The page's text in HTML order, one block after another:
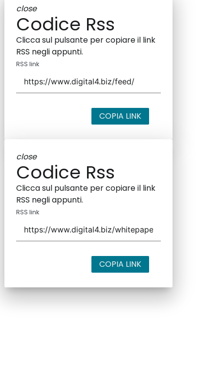
close
Codice Rss
Clicca sul pulsante per copiare il link
RSS negli appunti.
RSS link
COPIA LINK
close
Codice Rss
Clicca sul pulsante per copiare il link
RSS negli appunti.
RSS link
COPIA LINK